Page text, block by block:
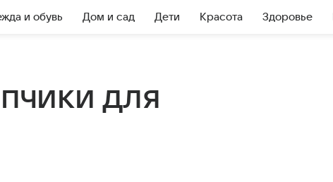
и обувь Дом и сад Дети Красота Здоровье
для